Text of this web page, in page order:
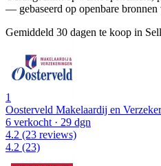
— gebaseerd op openbare bronnen
Gemiddeld 30 dagen te koop in
1
Oosterveld Makelaardij en
6 verkocht · 29 dgn
4.2 (23 reviews)
4.2 (23)